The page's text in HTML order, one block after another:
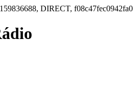
DIRECT, f08c47fec0942fa0